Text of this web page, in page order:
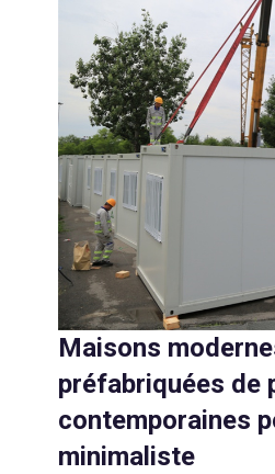
Maisons
préfabriquées de
contemporaines
minimaliste